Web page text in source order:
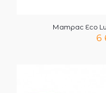
Матрас Eco
6